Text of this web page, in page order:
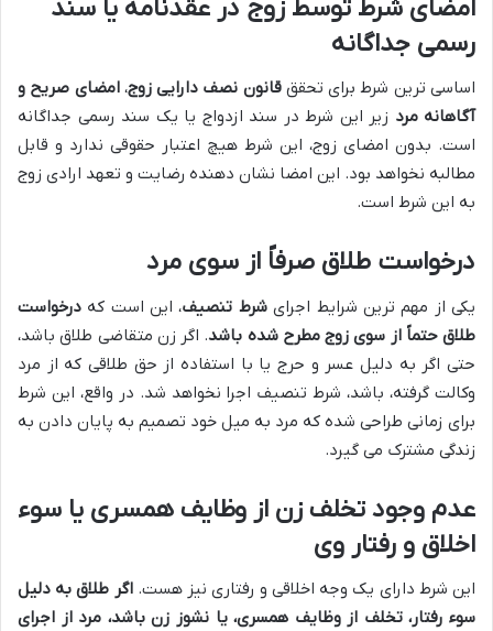
امضای شرط توسط زوج در عقدنامه یا سند
رسمی جداگانه
اساسی ترین شرط برای تحقققانون نصف دارایی زوج،امضای صریح و
آگاهانه مرد زیر این شرط در سند ازدواج یا یک سند رسمی جداگانه
است. بدون امضای زوج، این شرط هیچ اعتبار حقوقی ندارد و قابل
مطالبه نخواهد بود. این امضا نشان دهنده رضایت و تعهد ارادی زوج
به این شرط است.
درخواست طلاق صرفاً از سوی مرد
یکی از مهم ترین شرایط اجرایشرط تنصیف، این است که درخواست
طلاق حتماً از سوی زوج مطرح شده باشد. اگر زن متقاضی طلاق باشد،
حتی اگر به دلیل عسر و حرج یا با استفاده از حق طلاقی که از مرد
وکالت گرفته، باشد، شرط تنصیف اجرا نخواهد شد. در واقع، این شرط
برای زمانی طراحی شده که مرد به میل خود تصمیم به پایان دادن به
زندگی مشترک می گیرد.
عدم وجود تخلف زن از وظایف همسری یا سوء
اخلاق و رفتار وی
این شرط دارای یک وجه اخلاقی و رفتاری نیز هست.اگر طلاق به دلیل
سوء رفتار، تخلف از وظایف همسری، یا نشوز زن باشد، مرد از اجرای